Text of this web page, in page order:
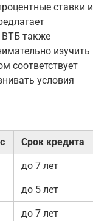
ставки и
ВТБ также
изучить
соответствует
условия
Срок кредита
до 7 лет
до 5 лет
до 7 лет